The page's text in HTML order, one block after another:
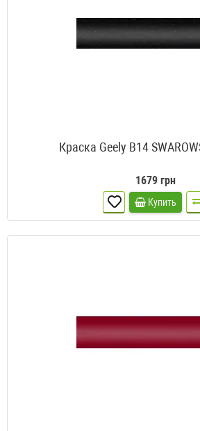
Краска Geely B14
1679 грн
Купить